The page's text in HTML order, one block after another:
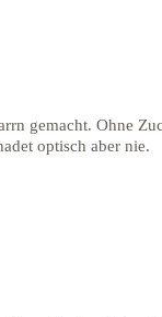
gemacht. Ohne
optisch aber nie.